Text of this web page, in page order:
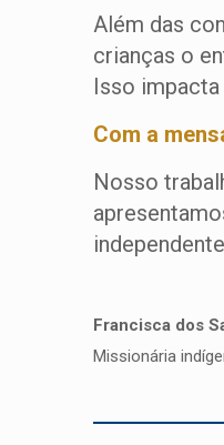
Além das
crianças o
Isso
Com a
Nosso
Francisca dos
Missionária